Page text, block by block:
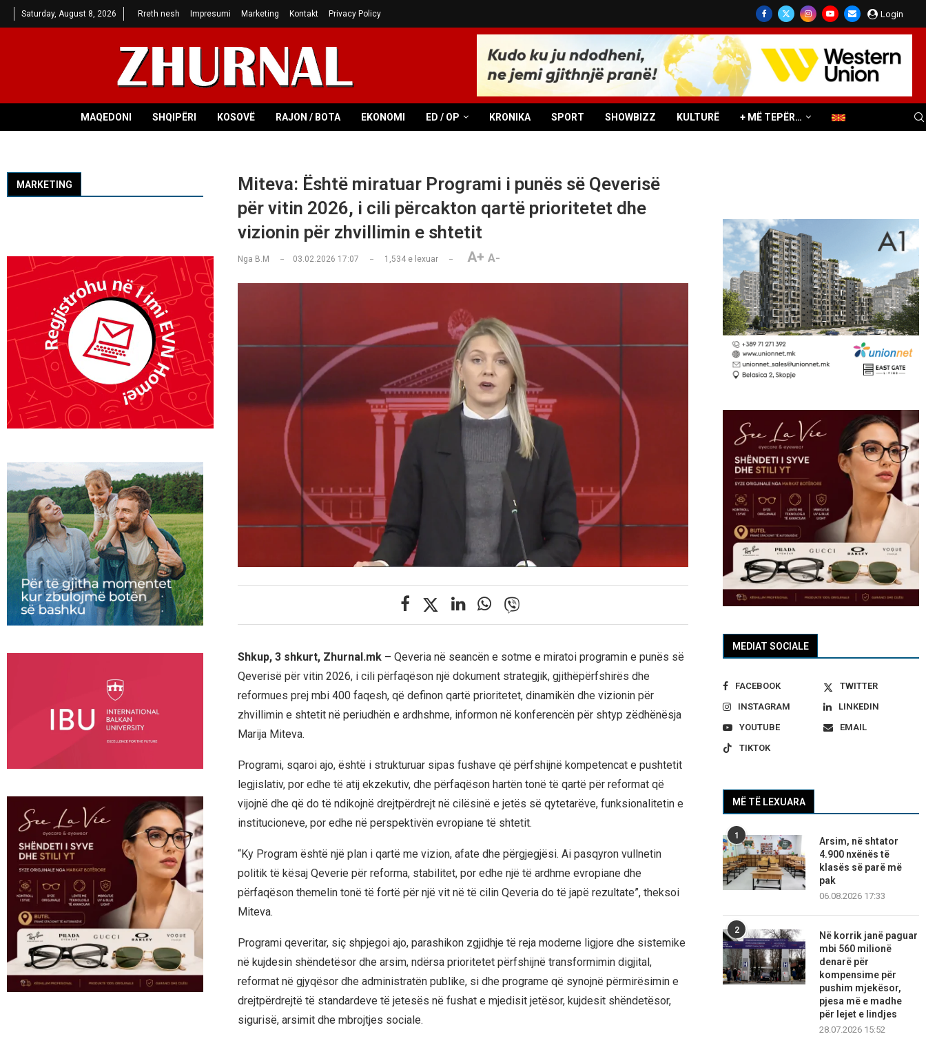
Saturday, August 8, 2026 Rreth nesh Impresumi Marketing Kontakt Privacy Policy Login
MAQEDONI SHQIPËRI KOSOVË RAJON / BOTA EKONOMI ED / OP KRONIKA SPORT SHOWBIZZ KULTURË + MË TEPËR…
Miteva: Është miratuar Programi i punës së Qeverisë
për vitin 2026, i cili përcakton qartë prioritetet dhe
vizionin për zhvillimin e shtetit
Nga B.M 03.02.2026 17:07 1,534e lexuar A+ A-
Shkup, 3 shkurt, Zhurnal.mk – Qeveria në seancën e sotme e miratoi programin e punës së
Qeverisë për vitin 2026, i cili përfaqëson një dokument strategjik, gjithëpërfshirës dhe
reformues prej mbi 400 faqesh, që definon qartë prioritetet, dinamikën dhe vizionin për
zhvillimin e shtetit në periudhën e ardhshme, informon në konferencën për shtyp zëdhënësja
Marija Miteva.
Programi, sqaroi ajo, është i strukturuar sipas fushave që përfshijnë kompetencat e pushtetit
legjislativ, por edhe të atij ekzekutiv, dhe përfaqëson hartën tonë të qartë për reformat që
vijojnë dhe që do të ndikojnë drejtpërdrejt në cilësinë e jetës së qytetarëve, funksionalitetin e
institucioneve, por edhe në perspektivën evropiane të shtetit.
“Ky Program është një plan i qartë me vizion, afate dhe përgjegjësi. Ai pasqyron vullnetin
politik të kësaj Qeverie për reforma, stabilitet, por edhe një të ardhme evropiane dhe
përfaqëson themelin tonë të fortë për një vit në të cilin Qeveria do të japë rezultate”, theksoi
Miteva.
Programi qeveritar, siç shpjegoi ajo, parashikon zgjidhje të reja moderne ligjore dhe sistemike
në kujdesin shëndetësor dhe arsim, ndërsa prioritetet përfshijnë transformimin digjital,
reformat në gjyqësor dhe administratën publike, si dhe programe që synojnë përmirësimin e
drejtpërdrejtë të standardeve të jetesës në fushat e mjedisit jetësor, kujdesit shëndetësor,
sigurisë, arsimit dhe mbrojtjes sociale.
MEDIAT SOCIALE
FACEBOOK
TWITTER
INSTAGRAM
LINKEDIN
YOUTUBE
EMAIL
TIKTOK
MË TË LEXUARA
1
Arsim, në shtator
4.900 nxënës të
klasës së parë më
pak
06.08.2026 17:33
2
Në korrik janë paguar
mbi 560 milionë
denarë për
kompensime për
pushim mjekësor,
pjesa më e madhe
për lejet e lindjes
28.07.2026 15:52
MARKETING